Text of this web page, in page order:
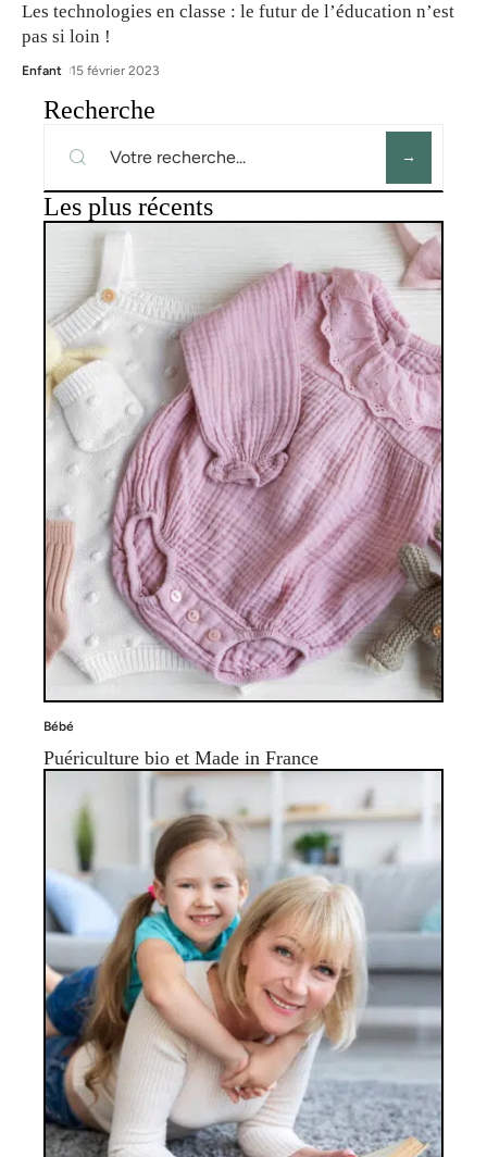
Les technologies en classe : le futur de l’éducation n’est
pas si loin !
Enfant 15 février 2023
Recherche
Les plus récents
Bébé
Puériculture bio et Made in France